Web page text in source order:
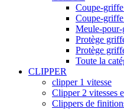
Coupe-
Coupe-
Meule-
Protège
Protège
Toute la
CLIPPER
clipper 1 vitesse
Clipper 2 vitesses
Clippers de